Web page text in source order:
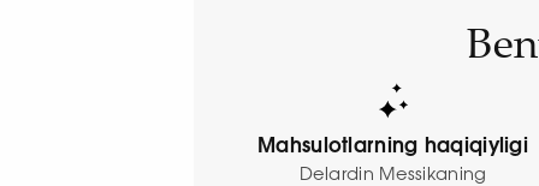
Mahsulotlarning haqiqiyligi
Delardin Messikaning